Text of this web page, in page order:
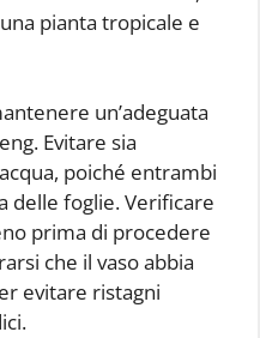
pianta tropicale e
un’adeguata
Evitare sia
poiché entrambi
delle foglie. Verificare
prima di procedere
che il vaso abbia
evitare ristagni